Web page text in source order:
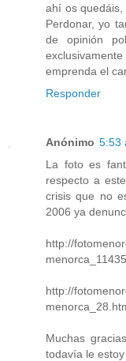
ahí os quedáis,
Perdonar, yo
de opinión
emprenda el
Responder
Anónimo 5:53
La foto es
respecto a
crisis que no
2006 ya
http://
http://
Muchas
todavía le estoy